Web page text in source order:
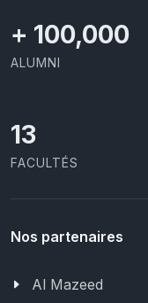
+ 100,000
ALUMNI
13
FACULTÉS
Nos partenaires
Al Mazeed